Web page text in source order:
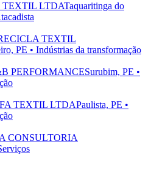
TEXTIL LTDATaquaritinga do
TEXTIL
PE • Indústrias da transformação
PERFORMANCESurubim, PE •
TEXTIL LTDAPaulista, PE •
CONSULTORIA